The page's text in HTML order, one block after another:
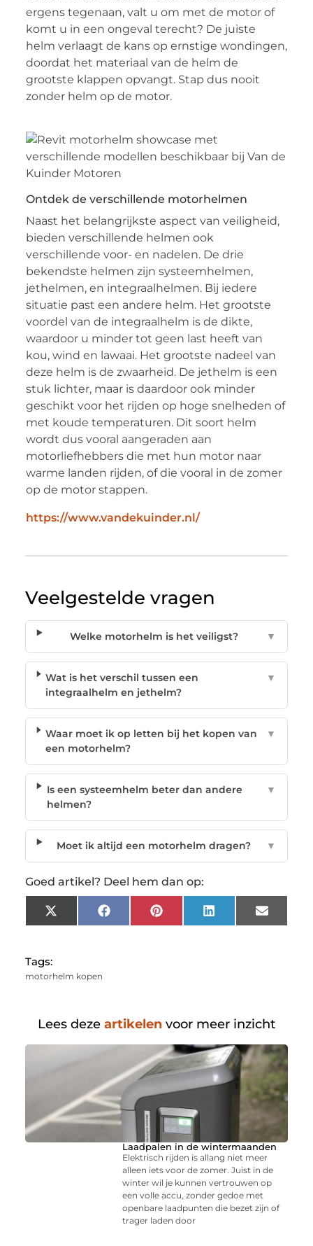
ergens tegenaan, valt u om met de motor of
komt u in een ongeval terecht? De juiste
helm verlaagt de kans op ernstige wondingen,
doordat het materiaal van de helm de
grootste klappen opvangt. Stap dus nooit
zonder helm op de motor.
Ontdek de verschillende motorhelmen
Naast het belangrijkste aspect van veiligheid,
bieden verschillende helmen ook
verschillende voor- en nadelen. De drie
bekendste helmen zijn systeemhelmen,
jethelmen, en integraalhelmen. Bij iedere
situatie past een andere helm. Het grootste
voordel van de integraalhelm is de dikte,
waardoor u minder tot geen last heeft van
kou, wind en lawaai. Het grootste nadeel van
deze helm is de zwaarheid. De jethelm is een
stuk lichter, maar is daardoor ook minder
geschikt voor het rijden op hoge snelheden of
met koude temperaturen. Dit soort helm
wordt dus vooral aangeraden aan
motorliefhebbers die met hun motor naar
warme landen rijden, of die vooral in de zomer
op de motor stappen.
https://www.vandekuinder.nl/
Veelgestelde vragen
Welke motorhelm is het veiligst? ▼
Wat is het verschil tussen een
integraalhelm en jethelm?
▼
Waar moet ik op letten bij het kopen van
een motorhelm?
▼
Is een systeemhelm beter dan andere
helmen?
▼
Moet ik altijd een motorhelm dragen? ▼
Goed artikel? Deel hem dan op:
X
(Twitter)
FacebookPinterest LinkedIn Email
Tags:
motorhelm kopen
Lees deze artikelen voor meer inzicht
Laadpalen in de wintermaanden
Elektrisch rijden is allang niet meer
alleen iets voor de zomer. Juist in de
winter wil je kunnen vertrouwen op
een volle accu, zonder gedoe met
openbare laadpunten die bezet zijn of
trager laden door